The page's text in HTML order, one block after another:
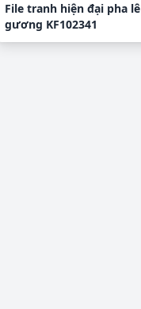
File tranh hiện đại pha lê
gương KF102341